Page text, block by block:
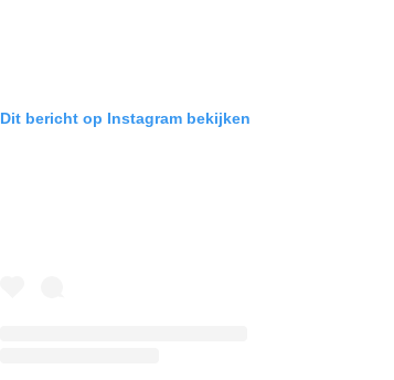
Dit bericht op Instagram bekijken